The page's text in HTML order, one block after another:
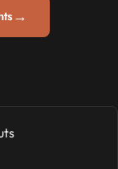
→